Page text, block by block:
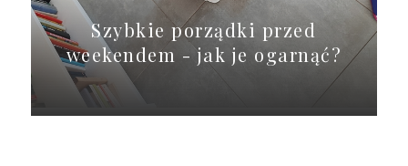
Szybkie porządki przed
weekendem - jak je ogarnąć?